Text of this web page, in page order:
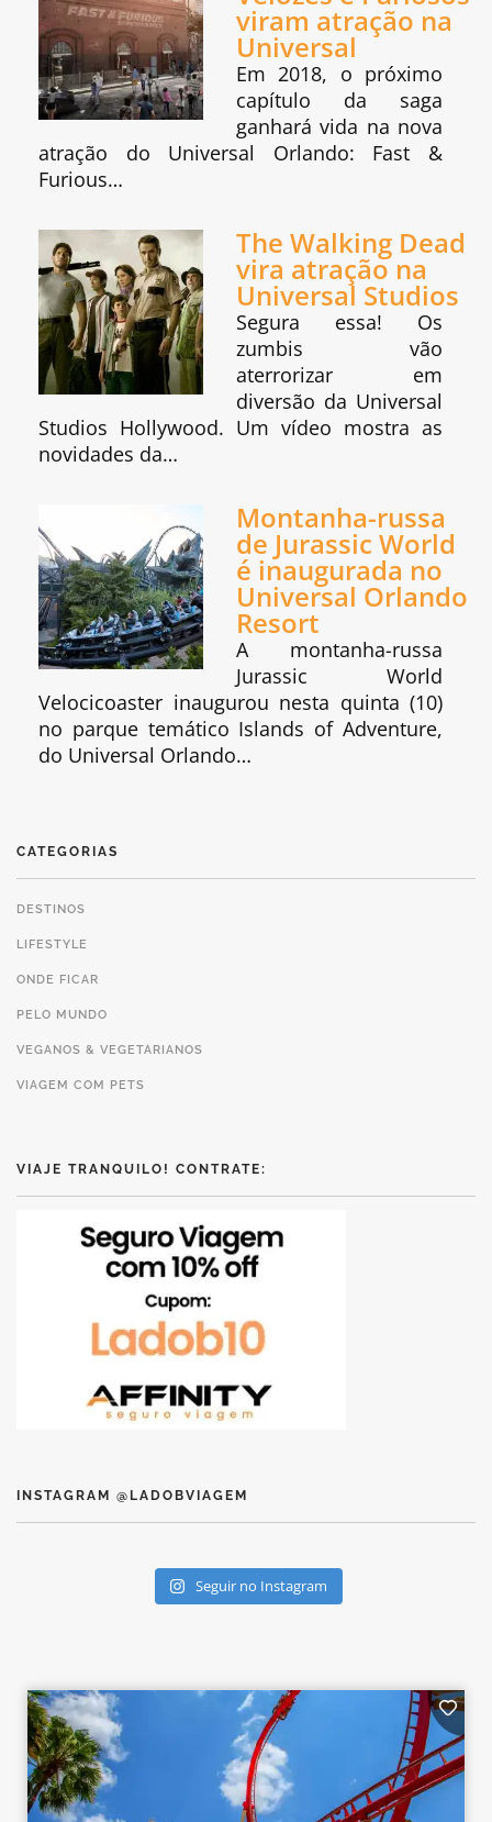
viram atração na
Universal
Em 2018, o próximo
capítulo da saga
ganhará vida na nova
atração do Universal Orlando: Fast &
Furious…
The Walking Dead
vira atração na
Universal Studios
Segura essa! Os
zumbis vão
aterrorizar em
diversão da Universal
Studios Hollywood. Um vídeo mostra as
novidades da…
Montanha-russa
de Jurassic World
é inaugurada no
Universal Orlando
Resort
A montanha-russa
Jurassic World
Velocicoaster inaugurou nesta quinta (10)
no parque temático Islands of Adventure,
do Universal Orlando…
CATEGORIAS
DESTINOS
LIFESTYLE
ONDE FICAR
PELO MUNDO
VEGANOS & VEGETARIANOS
VIAGEM COM PETS
VIAJE TRANQUILO! CONTRATE:
INSTAGRAM @LADOBVIAGEM
Seguir no Instagram